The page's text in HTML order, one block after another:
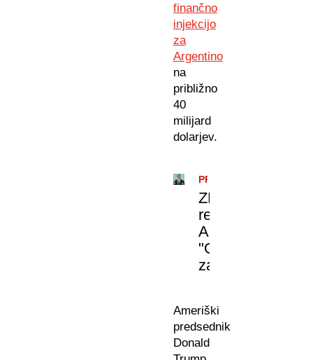
finančno
injekcijo
za
Argentino
na
približno
40
milijard
dolarjev.
PROGRAM
POMOČI
ZDA
rešujejo
Argentino:
"Odločitev
za
je
politične
narave"
Ameriški
predsednik
Donald